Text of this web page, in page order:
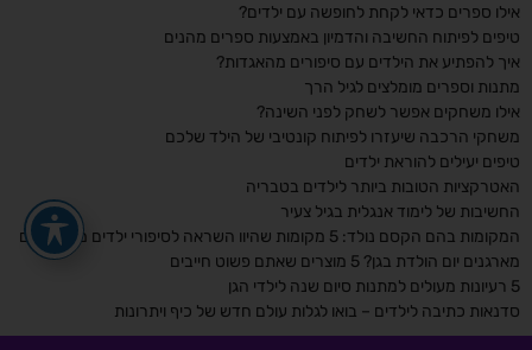
אילו ספרים כדאי לקחת לחופשה עם ילדים?
טיפים לפיתוח החשיבה והדמיון באמצעות ספרים מהנים
איך להפתיע את הילדים עם סיפורים מהאגדות?
מתנות וספרים מומלצים לגיל הרך
אילו משחקים אפשר לשחק לפני השינה?
משחקי הרכבה שיעזרו לפיתוח קונטיבי של הילד שלכם
טיפים יעילים להוראת ילדים
האטרקציות הטובות ביותר לילדים בטבריה
החשיבות של לימוד אנגלית בגיל צעיר
המקומות בהם הקסם נולד: 5 מקומות שהיוו השראה לסיפורי ילדים מפורסמים
מארגנים יום הולדת בגן? 5 מוצרים שאתם פשוט חייבים
5 רעיונות מעולים למתנות סיום שנה לילדי הגן
סדנאות כתיבה לילדים – בואו לגלות עולם חדש של כיף ויתרונות